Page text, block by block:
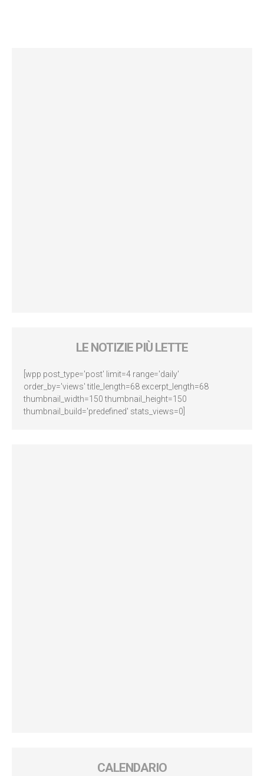
LE NOTIZIE PIÙ LETTE
[wpp post_type='post' limit=4 range='daily'
order_by='views' title_length=68 excerpt_length=68
thumbnail_width=150 thumbnail_height=150
thumbnail_build='predefined' stats_views=0]
CALENDARIO